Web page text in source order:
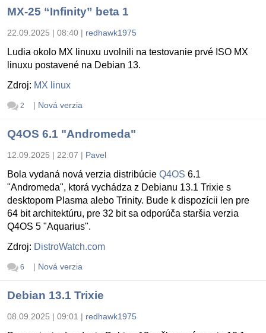
MX-25 “Infinity” beta 1
22.09.2025 | 08:40 | redhawk1975
Ludia okolo MX linuxu uvolnili na testovanie prvé ISO MX
linuxu postavené na Debian 13.
Zdroj: MX linux
2 | Nová verzia
Q4OS 6.1 "Andromeda"
12.09.2025 | 22:07 | Pavel
Bola vydaná nová verzia distribúcie Q4OS 6.1
"Andromeda", ktorá vychádza z Debianu 13.1 Trixie s
desktopom Plasma alebo Trinity. Bude k dispozícii len pre
64 bit architektúru, pre 32 bit sa odporúča staršia verzia
Q4OS 5 "Aquarius".
Zdroj: DistroWatch.com
6 | Nová verzia
Debian 13.1 Trixie
08.09.2025 | 09:01 | redhawk1975